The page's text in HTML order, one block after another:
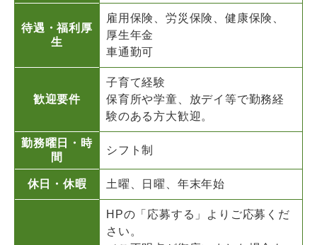
待遇・福利厚
生
雇用保険、労災保険、健康保険、
厚生年金
車通勤可
歓迎要件
子育て経験
保育所や学童、放デイ等で勤務経
験のある方大歓迎。
勤務曜日・時
間
シフト制
休日・休暇 土曜、日曜、年末年始
HPの「応募する」よりご応募くだ
さい。